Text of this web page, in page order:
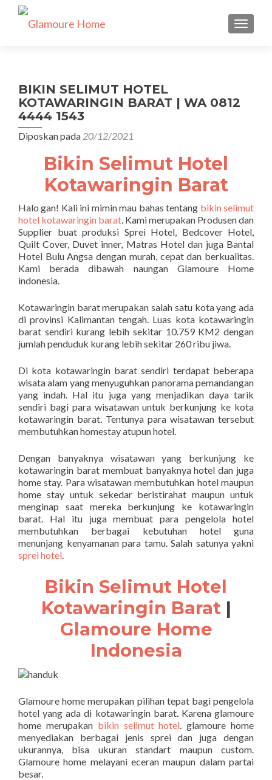
TUKAR
BIKIN SELIMUT HOTEL
KOTAWARINGIN BARAT | WA 0812
4444 1543
Diposkan pada 20/12/2021
Bikin Selimut Hotel
Kotawaringin Barat
Halo gan! Kali ini mimin mau bahas tentang bikin selimut
hotel kotawaringin barat. Kami merupakan Produsen dan
Supplier buat produksi Sprei Hotel, Bedcover Hotel,
Quilt Cover, Duvet inner, Matras Hotel dan juga Bantal
Hotel Bulu Angsa dengan murah, cepat dan berkualitas.
Kami berada dibawah naungan Glamoure Home
indonesia.
Kotawaringin barat merupakan salah satu kota yang ada
di provinsi Kalimantan tengah. Luas kota kotawaringin
barat sendiri kurang lebih sekitar 10.759 KM2 dengan
jumlah penduduk kurang lebih sekitar 260 ribu jiwa.
Di kota kotawaringin barat sendiri terdapat beberapa
wisata alam yang menyuguhkan panorama pemandangan
yang indah. Hal itu juga yang menjadikan daya tarik
sendiri bagi para wisatawan untuk berkunjung ke kota
kotawaringin barat. Tentunya para wisatawan tersebut
membutuhkan homestay atupun hotel.
Dengan banyaknya wisatawan yang berkunjung ke
kotawaringin barat membuat banyaknya hotel dan juga
home stay. Para wisatawan membutuhkan hotel maupun
home stay untuk sekedar beristirahat maupun untuk
menginap saat mereka berkunjung ke kotawaringin
barat. Hal itu juga membuat para pengelola hotel
membutuhkan berbagai kebutuhan hotel guna
menunjang kenyamanan para tamu. Salah satunya yakni
sprei hotel.
Bikin Selimut Hotel
Kotawaringin Barat|
Glamoure Home
Indonesia
Glamoure home merupakan pilihan tepat bagi pengelola
hotel yang ada di kotawaringin barat. Karena glamoure
home merupakan bikin selimut hotel. glamoure home
menyediakan berbagai jenis sprei dan juga dengan
ukurannya, bisa ukuran standart maupun custom.
Glamoure home melayani eceran maupun dalam partai
besar.